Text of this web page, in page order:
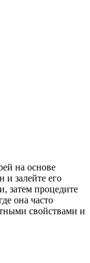
на основе
и залейте его
затем процедите
она часто
свойствами и